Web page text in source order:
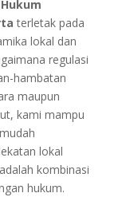
terletak pada
lokal dan
regulasi
hambatan
maupun
kami mampu
lokal
kombinasi
hukum.